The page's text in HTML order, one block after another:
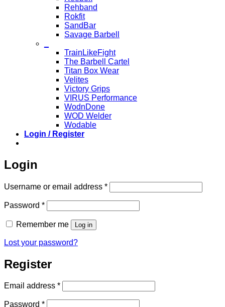
Rehband
Rokfit
SandBar
Savage Barbell
TrainLikeFight
The Barbell Cartel
Titan Box Wear
Velites
Victory Grips
VIRUS Performance
WodnDone
WOD Welder
Wodable
Login / Register
Login
Username or email address *Required
Password *Required
Remember me Log in
Lost your password?
Register
Email address *Required
Password *Required